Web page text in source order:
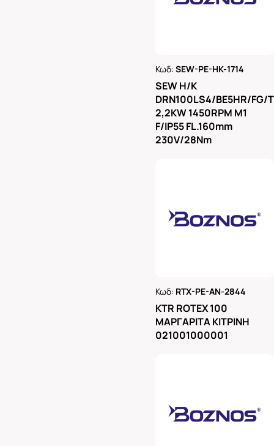
Κωδ:SEW-PE-HK-1714
SEW H/K
DRN100LS4/BE5HR/FG/
2,2KW 1450RPM M1
F/IP55 FL.160mm
230V/28Nm
Κωδ: RTX-PE-AN-2844
KTR ROTEX 100
ΜΑΡΓΑΡΙΤΑ ΚΙΤΡΙΝΗ
021001000001